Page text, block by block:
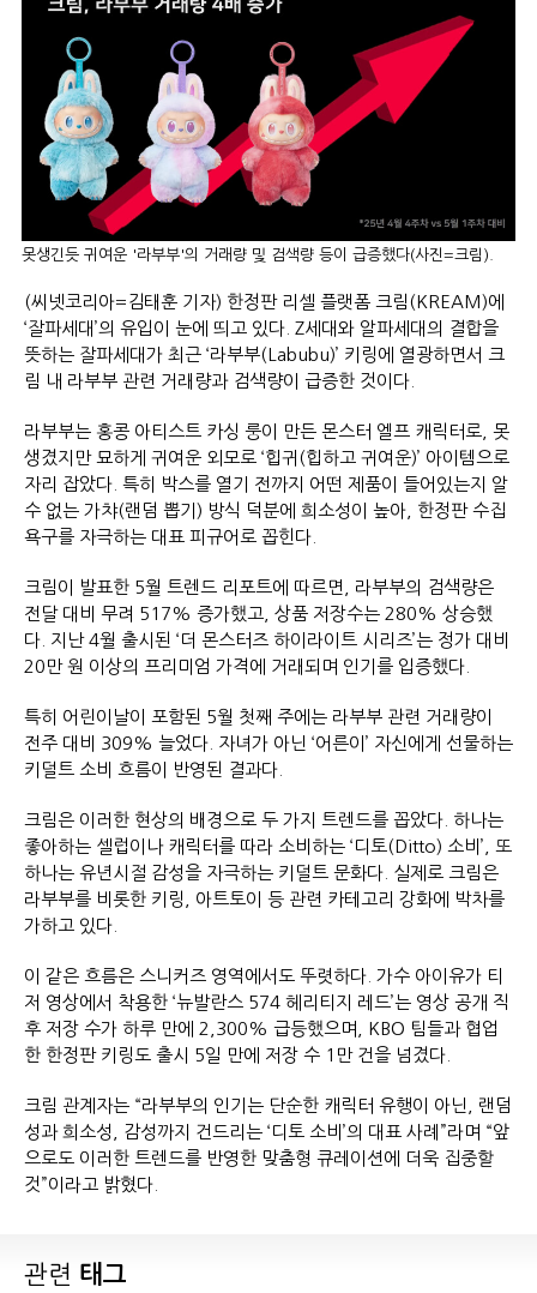
못생긴듯 귀여운 '라부부'의 거래량 및 검색량 등이 급증했다(사진=크림).
(씨넷코리아=김태훈 기자) 한정판 리셀 플랫폼 크림(KREAM)에
‘잘파세대’의 유입이 눈에 띄고 있다. Z세대와 알파세대의 결합을
뜻하는 잘파세대가 최근 ‘라부부(Labubu)’ 키링에 열광하면서 크
림 내 라부부 관련 거래량과 검색량이 급증한 것이다.
라부부는 홍콩 아티스트 카싱 룽이 만든 몬스터 엘프 캐릭터로, 못
생겼지만 묘하게 귀여운 외모로 ‘힙귀(힙하고 귀여운)’ 아이템으로
자리 잡았다. 특히 박스를 열기 전까지 어떤 제품이 들어있는지 알
수 없는 가챠(랜덤 뽑기) 방식 덕분에 희소성이 높아, 한정판 수집
욕구를 자극하는 대표 피규어로 꼽힌다.
크림이 발표한 5월 트렌드 리포트에 따르면, 라부부의 검색량은
전달 대비 무려 517% 증가했고, 상품 저장수는 280% 상승했
다. 지난 4월 출시된 ‘더 몬스터즈 하이라이트 시리즈’는 정가 대비
20만 원 이상의 프리미엄 가격에 거래되며 인기를 입증했다.
특히 어린이날이 포함된 5월 첫째 주에는 라부부 관련 거래량이
전주 대비 309% 늘었다. 자녀가 아닌 ‘어른이’ 자신에게 선물하는
키덜트 소비 흐름이 반영된 결과다.
크림은 이러한 현상의 배경으로 두 가지 트렌드를 꼽았다. 하나는
좋아하는 셀럽이나 캐릭터를 따라 소비하는 ‘디토(Ditto) 소비’, 또
하나는 유년시절 감성을 자극하는 키덜트 문화다. 실제로 크림은
라부부를 비롯한 키링, 아트토이 등 관련 카테고리 강화에 박차를
가하고 있다.
이 같은 흐름은 스니커즈 영역에서도 뚜렷하다. 가수 아이유가 티
저 영상에서 착용한 ‘뉴발란스 574 헤리티지 레드’는 영상 공개 직
후 저장 수가 하루 만에 2,300% 급등했으며, KBO 팀들과 협업
한 한정판 키링도 출시 5일 만에 저장 수 1만 건을 넘겼다.
크림 관계자는 “라부부의 인기는 단순한 캐릭터 유행이 아닌, 랜덤
성과 희소성, 감성까지 건드리는 ‘디토 소비’의 대표 사례”라며 “앞
으로도 이러한 트렌드를 반영한 맞춤형 큐레이션에 더욱 집중할
것”이라고 밝혔다.
관련 태그